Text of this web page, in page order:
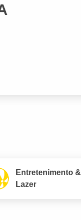
Entretenimento &
Lazer